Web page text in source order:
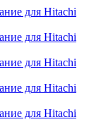
для Hitachi
для Hitachi
для Hitachi
для Hitachi
для Hitachi